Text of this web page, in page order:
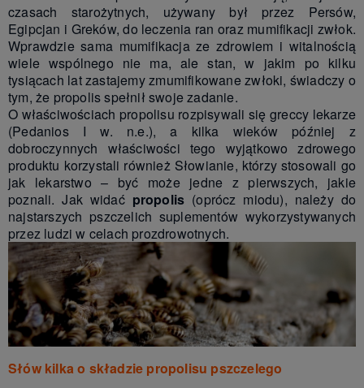
czasach starożytnych, używany był przez Persów,
Egipcjan i Greków, do leczenia ran oraz mumifikacji zwłok.
Wprawdzie sama mumifikacja ze zdrowiem i witalnością
wiele wspólnego nie ma, ale stan, w jakim po kilku
tysiącach lat zastajemy zmumifikowane zwłoki, świadczy o
tym, że propolis spełnił swoje zadanie.
O właściwościach propolisu rozpisywali się greccy lekarze
(Pedanios I w. n.e.), a kilka wieków później z
dobroczynnych właściwości tego wyjątkowo zdrowego
produktu korzystali również Słowianie, którzy stosowali go
jak lekarstwo – być może jedne z pierwszych, jakie
poznali. Jak widać propolis (oprócz miodu), należy do
najstarszych pszczelich suplementów wykorzystywanych
przez ludzi w celach prozdrowotnych.
Słów kilka o składzie propolisu pszczelego